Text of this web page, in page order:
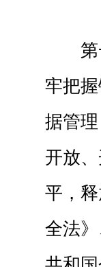
牢把
据管
开放
平，
全法